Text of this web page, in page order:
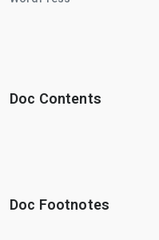
Doc Contents
Doc Footnotes